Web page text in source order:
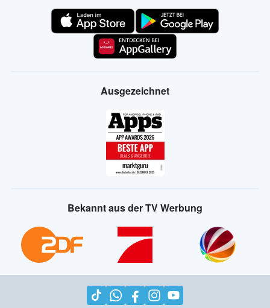
Ausgezeichnet
Bekannt aus der TV Werbung